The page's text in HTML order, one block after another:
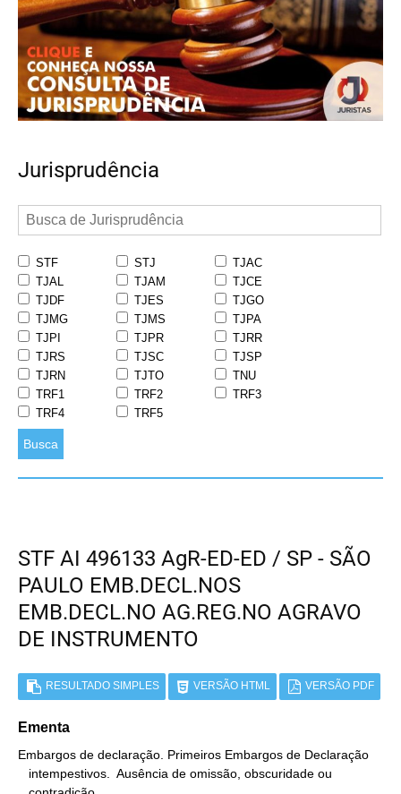
Jurisprudência
STF STJ
TJAC
TJAL
TJAM
TJCE
TJDF
TJES
TJGO
TJMG
TJMS
TJPA
TJPI
TJPR
TJRR
TJRS
TJSC
TJSP
TJRN
TJTO
TNU
TRF1
TRF2
TRF3
TRF4
TRF5
Busca
STF AI 496133 AgR-ED-ED / SP - SÃO
PAULO EMB.DECL.NOS
EMB.DECL.NO AG.REG.NO AGRAVO
DE INSTRUMENTO
RESULTADO SIMPLES VERSÃO HTML VERSÃO PDF
Ementa
Embargos de declaração. Primeiros Embargos de Declaração